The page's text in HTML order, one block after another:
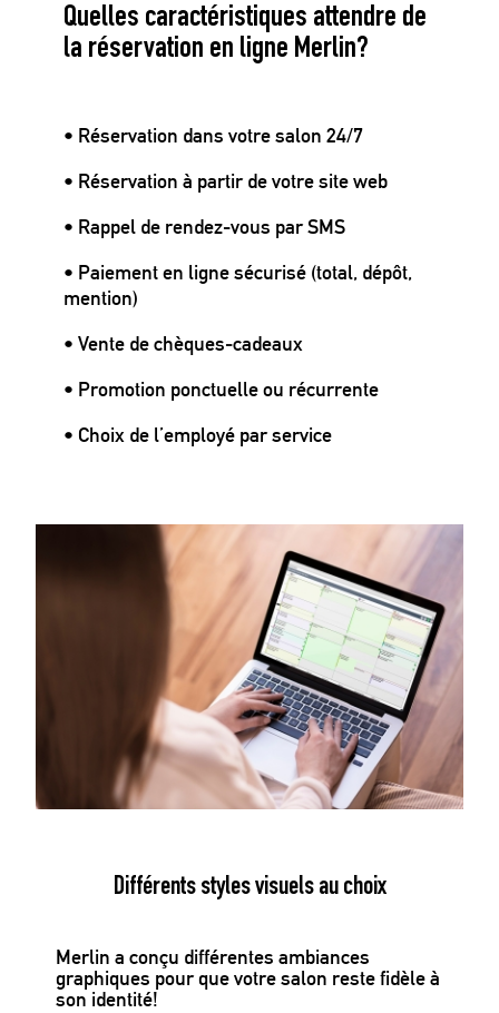
Quelles caractéristiques attendre de
la réservation en ligne Merlin?
• Réservation dans votre salon 24/7
• Réservation à partir de votre site web
• Rappel de rendez-vous par SMS
• Paiement en ligne sécurisé (total, dépôt,
mention)
• Vente de chèques-cadeaux
• Promotion ponctuelle ou récurrente
• Choix de l’employé par service
Différents styles visuels au choix
Merlin a conçu différentes ambiances
graphiques pour que votre salon reste fidèle à
son identité!